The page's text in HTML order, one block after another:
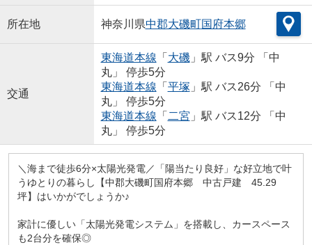
所在地 神奈川県中郡大磯町国府本郷
交通
東海道本線 「 大磯」駅 バス9分 「中
丸」 停歩5分
東海道本線 「 平塚 」駅 バス26分 「中
丸」 停歩5分
東海道本線 「 二宮 」駅 バス12分 「中
丸」 停歩5分
＼海まで徒歩6分×太陽光発電／「陽当たり良好」な好立地で叶
うゆとりの暮らし【中郡大磯町国府本郷 中古戸建 45.29
坪】はいかがでしょうか♪
家計に優しい「太陽光発電システム」を搭載し、カースペース
も2台分を確保◎